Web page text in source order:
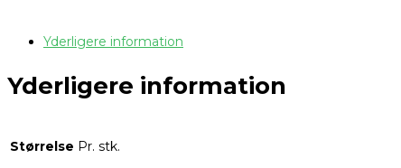
Yderligere information
Yderligere information
Størrelse Pr. stk.